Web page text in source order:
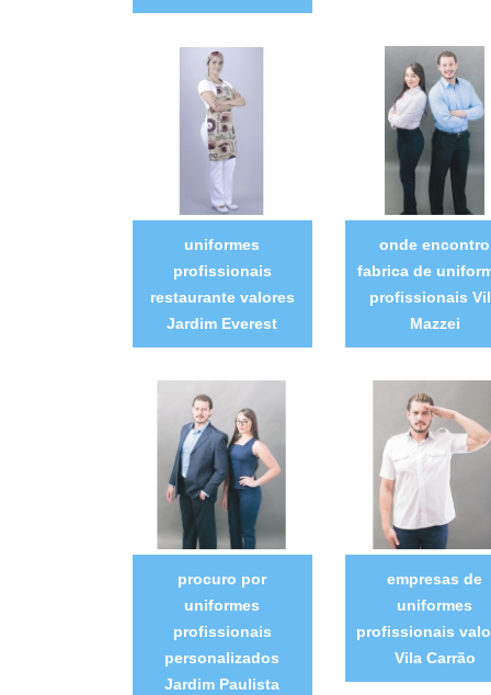
uniformes
profissionais
restaurante valores
Jardim Everest
onde encontro
fabrica de
profissionais
Mazzei
procuro por
uniformes
profissionais
personalizados
Jardim Paulista
empresas de
uniformes
profissionais
Vila Carrão